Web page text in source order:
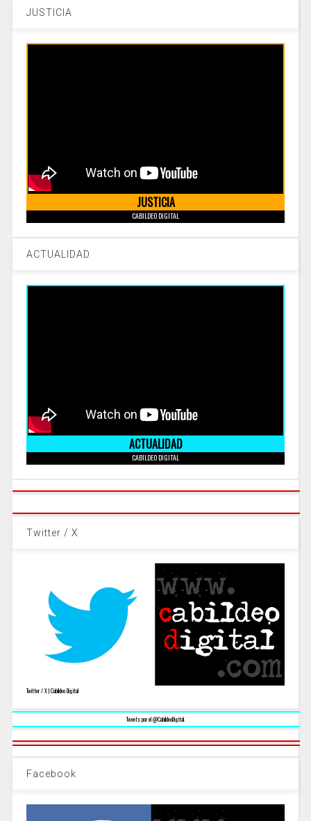
JUSTICIA
JUSTICIA
CABILDEO DIGITAL
ACTUALIDAD
ACTUALIDAD
CABILDEO DIGITAL
Twitter / X
Twitter / X | Cabildeo Digital
Tweets por el @CabildeoDigital.
Facebook